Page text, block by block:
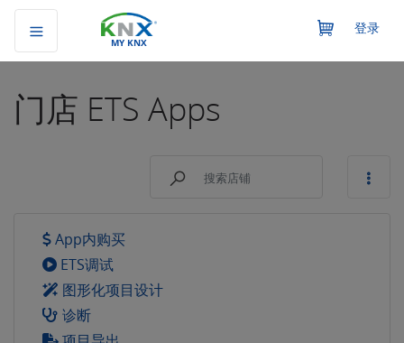
MY KNX
登录
门店 ETS Apps
App内购买
ETS调试
图形化项目设计
诊断